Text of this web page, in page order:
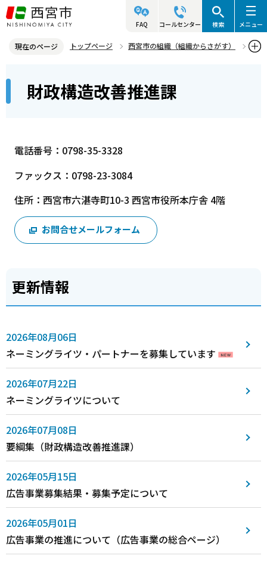
こ
の
ジ
先
FAQ コールセンター 検索 メニュー
現在のページ トップページ
西宮市の組織（組織からさがす）
こ
財政構造改善推進課
電話番号：0798-35-3328
ファックス：0798-23-3084
住所：西宮市六湛寺町10-3 西宮市役所本庁舎 4階
お問合せメールフォーム
更新情報
2026年08月06日
ネーミングライツ・パートナーを募集しています
2026年07月22日
ネーミングライツについて
2026年07月08日
要綱集（財政構造改善推進課）
2026年05月15日
広告事業募集結果・募集予定について
2026年05月01日
広告事業の推進について（広告事業の総合ページ）